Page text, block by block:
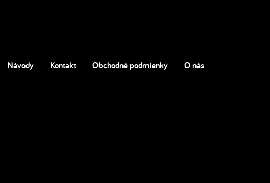
Návody Kontakt Obchodné podmienky O nás